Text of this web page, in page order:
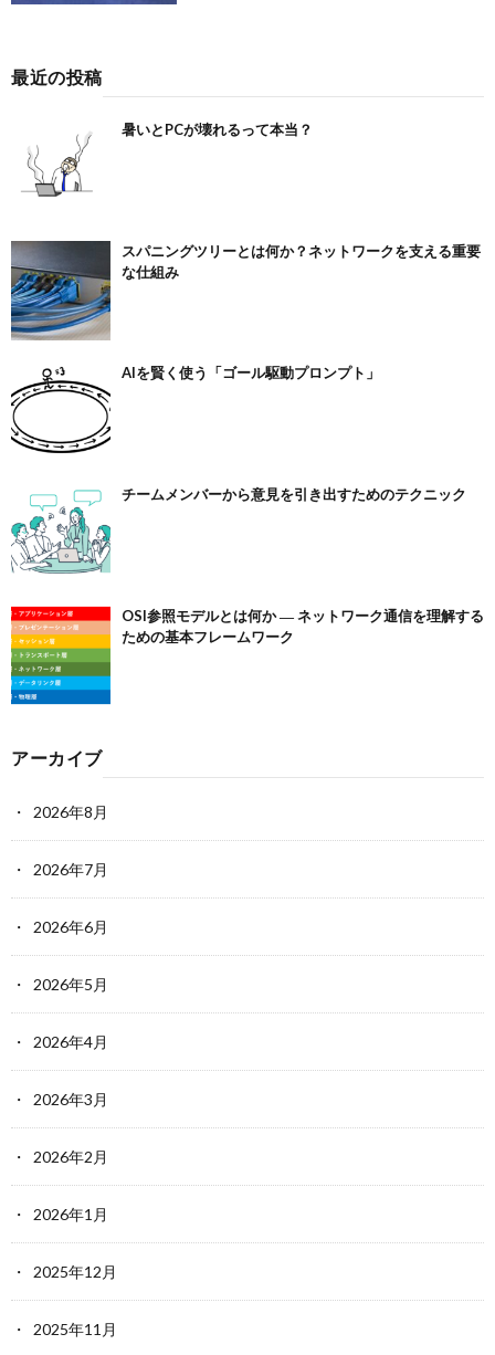
最近の投稿
暑いとPCが壊れるって本当？
スパニングツリーとは何か？ネットワークを支える重要
な仕組み
AIを賢く使う「ゴール駆動プロンプト」
チームメンバーから意見を引き出すためのテクニック
OSI参照モデルとは何か ― ネットワーク通信を理解する
ための基本フレームワーク
アーカイブ
2026年8月
2026年7月
2026年6月
2026年5月
2026年4月
2026年3月
2026年2月
2026年1月
2025年12月
2025年11月